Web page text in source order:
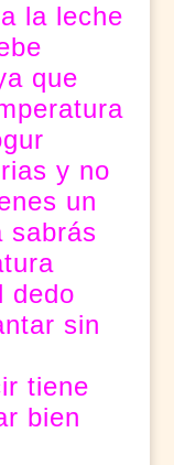
la leche
que
y no
un
sabrás
dedo
sin
tiene
bien